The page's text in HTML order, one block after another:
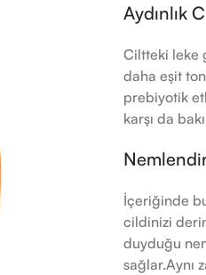
Aydınlık
Ciltteki leke
daha eşit
prebiyotik
karşı da
İçeriğinde
cildinizi
duyduğu
sağlar.Aynı